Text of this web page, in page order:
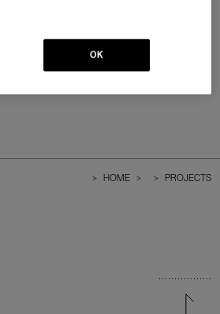
> HOME > > PROJECTS
OK